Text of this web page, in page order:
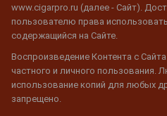
www.cigarpro.ru (далее - Сайт).
пользователю права
содержащийся на Сайте.
Воспроизведение Контента с
частного и личного пользования.
использование копий для любых
запрещено.